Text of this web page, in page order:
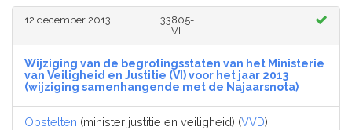
12 december 2013
33805-
VI
Wijziging van de begrotingsstaten van het Ministerie
van Veiligheid en Justitie (VI) voor het jaar 2013
(wijziging samenhangende met de Najaarsnota)
Opstelten (minister justitie en veiligheid) (VVD)